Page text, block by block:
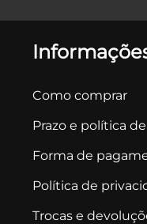
Como comprar
Prazo e política
Forma de
Política de
Trocas e